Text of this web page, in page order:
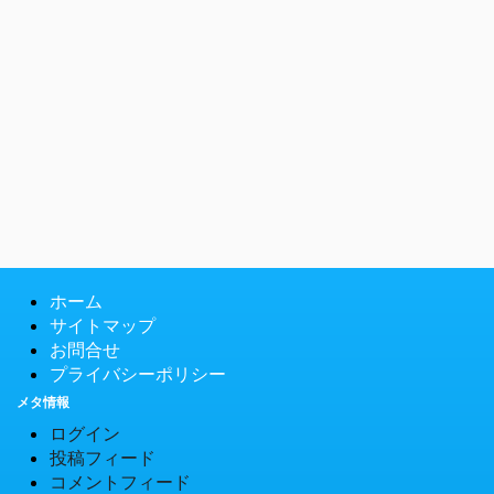
ホーム
サイトマップ
お問合せ
プライバシーポリシー
メタ情報
ログイン
投稿フィード
コメントフィード